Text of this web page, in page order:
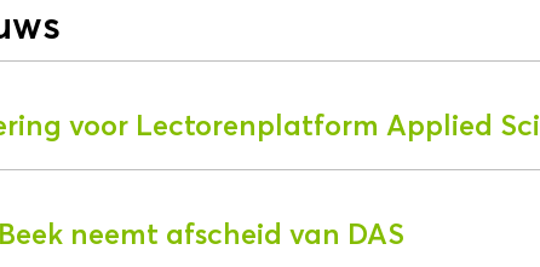
voor Lectorenplatform Applied
neemt afscheid van DAS